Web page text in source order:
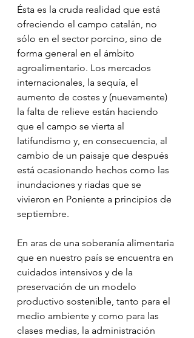
Ésta es la cruda realidad que está
ofreciendo el campo catalán, no
sólo en el sector porcino, sino de
forma general en el ámbito
agroalimentario. Los mercados
internacionales, la sequía, el
aumento de costes y (nuevamente)
la falta de relieve están haciendo
que el campo se vierta al
latifundismo y, en consecuencia, al
cambio de un paisaje que después
está ocasionando hechos como las
inundaciones y riadas que se
vivieron en Poniente a principios de
septiembre.
En aras de una soberanía alimentaria
que en nuestro país se encuentra en
cuidados intensivos y de la
preservación de un modelo
productivo sostenible, tanto para el
medio ambiente y como para las
clases medias, la administración